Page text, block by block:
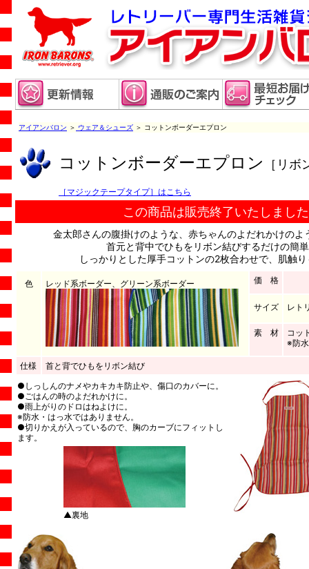
アイアンバロン ＞ ウェア＆シューズ ＞ コットンボーダーエプロン
コットンボーダーエプロン ［リ
［マジックテープタイプ］はこちら
この商品は販売終了いたしまし
金太郎さんの腹掛けのような、赤ちゃんのよだれかけのよ
首元と背中でひもをリボン結びするだけの簡
しっかりとした厚手コットンの2枚合わせで、肌触
色 レッド系ボーダー、グリーン系ボーダー 価 格
サイズ レト
素 材
コッ
※防
仕様
首と背でひもをリボン結び
●しっしんのナメやカキカキ防止や、傷口のカバーに。
●ごはんの時のよだれかけに。
●雨上がりのドロはねよけに。
※防水・はっ水ではありません。
●切りかえが入っているので、胸のカーブにフィットし
ます。
▲裏地